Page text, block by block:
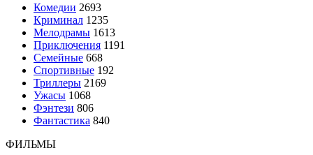
Комедии 2693
Криминал 1235
Мелодрамы 1613
Приключения 1191
Семейные 668
Спортивные 192
Триллеры 2169
Ужасы 1068
Фэнтези 806
Фантастика 840
ФИЛЬМЫ